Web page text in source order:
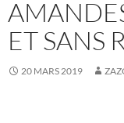
ET SANS
20 MARS 2019